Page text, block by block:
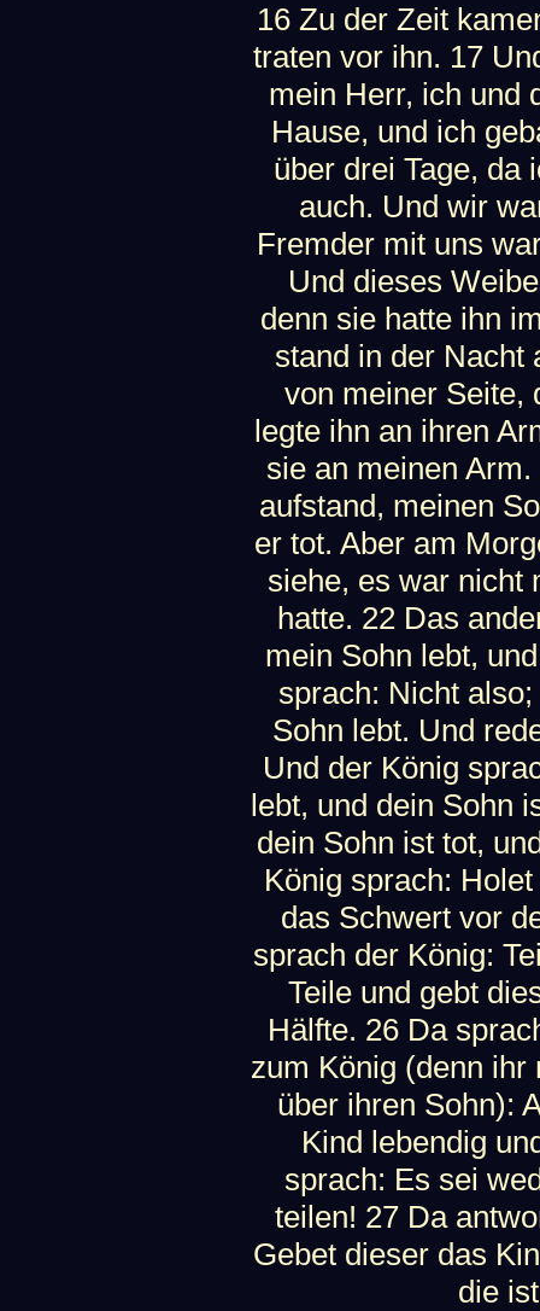
16 Zu der Zeit
traten vor ihn. 17
mein Herr, ich und
Hause, und ich
über drei Tage, da
auch. Und wir
Fremder mit uns
Und dieses
denn sie hatte ihn
stand in der Nacht
von meiner Seite,
legte ihn an ihren
sie an meinen
aufstand, meinen
er tot. Aber am
siehe, es war nicht
hatte. 22 Das
mein Sohn lebt,
sprach: Nicht
Sohn lebt. Und
Und der König
lebt, und dein Sohn
dein Sohn ist tot,
König sprach:
das Schwert vor
sprach der König:
Teile und gebt
Hälfte. 26 Da
zum König (denn
über ihren Sohn):
Kind lebendig
sprach: Es sei
teilen! 27 Da
Gebet dieser das
die